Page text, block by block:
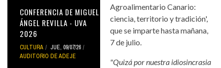
CONFERENCIA DE MIGUEL
ÁNGEL REVILLA - UVA
2026
CULTURA
JUE, 09/07/26
AUDITORIO DE ADEJE
Agroalimentario Canario:
ciencia, territorio y tradición',
que se imparte hasta mañana,
7 de julio.
"Quizá por nuestra idiosincrasia